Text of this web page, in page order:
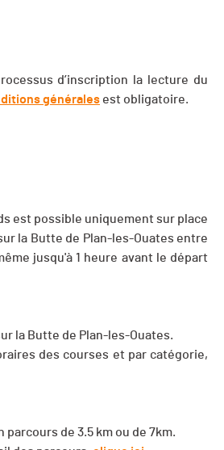
d’inscription la lecture du
générales est obligatoire.
est possible uniquement sur place
la Butte de Plan-les-Ouates entre
jusqu'à 1 heure avant le départ
la Butte de Plan-les-Ouates.
des courses et par catégorie,
parcours de 3.5 km ou de 7km.